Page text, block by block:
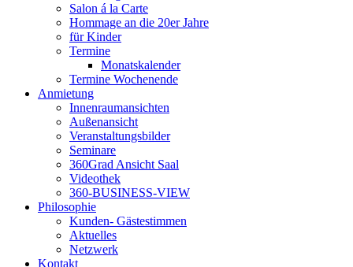
Salon á la Carte
Hommage an die 20er Jahre
für Kinder
Termine
Monatskalender
Termine Wochenende
Anmietung
Innenraumansichten
Außenansicht
Veranstaltungsbilder
Seminare
360Grad Ansicht Saal
Videothek
360-BUSINESS-VIEW
Philosophie
Kunden- Gästestimmen
Aktuelles
Netzwerk
Kontakt